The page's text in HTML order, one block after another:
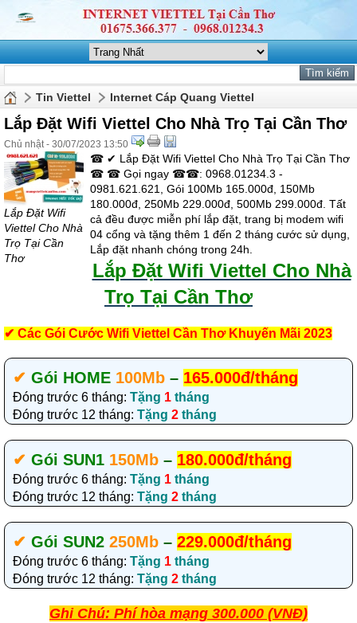
Tin Viettel Internet Cáp Quang Viettel
Lắp Đặt Wifi Viettel Cho Nhà Trọ Tại Cần Thơ
Chủ nhật - 30/07/2023 13:50
Lắp Đặt Wifi
Viettel Cho Nhà
Trọ Tại Cần
Thơ
☎ ✔ Lắp Đặt Wifi Viettel Cho Nhà Trọ Tại Cần Thơ
☎ ☎ Gọi ngay ☎☎: 0968.01234.3 -
0981.621.621, Gói 100Mb 165.000đ, 150Mb
180.000đ, 250Mb 229.000đ, 500Mb 299.000đ. Tất
cả đều được miễn phí lắp đặt, trang bị modem wifi
04 cổng và tặng thêm 1 đến 2 tháng cước sử dụng,
Lắp đặt nhanh chóng trong 24h.
Lắp Đặt Wifi Viettel Cho Nhà
Trọ Tại Cần Thơ
✔ Các Gói Cước Wifi Viettel Cần Thơ Khuyến Mãi 2023
✔‎ Gói HOME 100Mb – 165.000đ/tháng
Đóng trước 6 tháng: Tặng 1 tháng
Đóng trước 12 tháng: Tặng 2 tháng
✔‎ Gói SUN1 150Mb – 180.000đ/tháng
Đóng trước 6 tháng: Tặng 1 tháng
Đóng trước 12 tháng: Tặng 2 tháng
✔‎ Gói SUN2 250Mb – 229.000đ/tháng
Đóng trước 6 tháng: Tặng 1 tháng
Đóng trước 12 tháng: Tặng 2 tháng
Ghi Chú: Phí hòa mạng 300.000 (VNĐ)